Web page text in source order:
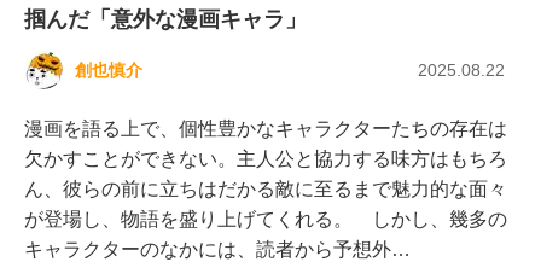
掴んだ「意外な漫画キャラ」
創也慎介 2025.08.22
漫画を語る上で、個性豊かなキャラクターたちの存在は
欠かすことができない。主人公と協力する味方はもちろ
ん、彼らの前に立ちはだかる敵に至るまで魅力的な面々
が登場し、物語を盛り上げてくれる。 しかし、幾多の
キャラクターのなかには、読者から予想外…